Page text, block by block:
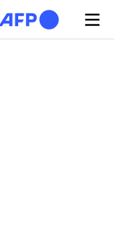
تجاوز إلى المحتوى
التبويبات